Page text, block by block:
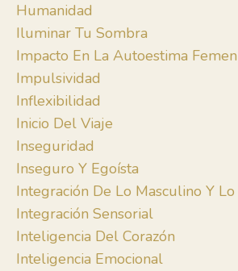
Humanidad
Iluminar Tu Sombra
Impacto En La Autoestima
Impulsividad
Inflexibilidad
Inicio Del Viaje
Inseguridad
Inseguro Y Egoísta
Integración De Lo Masculino Y
Integración Sensorial
Inteligencia Del Corazón
Inteligencia Emocional